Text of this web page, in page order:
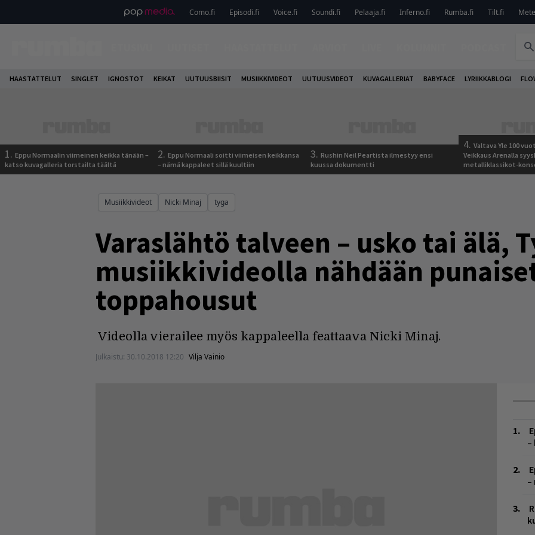
Como.fi Episodi.fi Voice.fi Soundi.fi Pelaaja.fi Inferno.fi Rumba.fi Tilt.fi
HAASTATTELUT SINGLET IGNOSTOT KEIKAT UUTUUSBIISIT MUSIIKKIVIDEOT UUTUUSVIDEOT KUVAGALLERIAT BABYFACE LYRIIKKABLOGI
1. Eppu Normaalin viimeinen keikka tänään –
katso kuvagalleria torstailta täältä
2. Eppu Normaali soitti viimeisen keikkansa
– nämä kappaleet sillä kuultiin
3. Rushin Neil Peartista ilmestyy ensi
kuussa dokumentti
4. Valtava Yle 100
Veikkaus Arenalla
metalliklassikot-
Musiikkivideot Nicki Minaj tyga
Varaslähtö talveen – usko tai älä,
musiikkivideolla nähdään
toppahousut
Videolla vierailee myös kappaleella feattaava Nicki Minaj.
Julkaistu: 30.10.2018 12:20 Vilja Vainio
–